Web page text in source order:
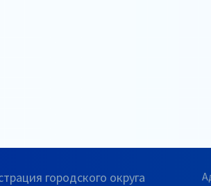
городского округа